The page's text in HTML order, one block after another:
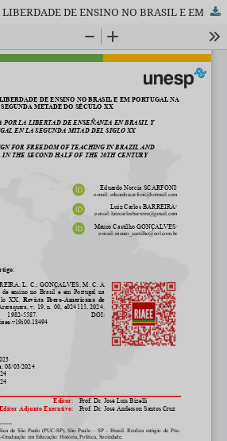
A CAMPANHA PELA LIBERDADE DE ENSINO NO BRASIL E EM PORTUGAL NA SEGUNDA METADE DO SÉCULO XX